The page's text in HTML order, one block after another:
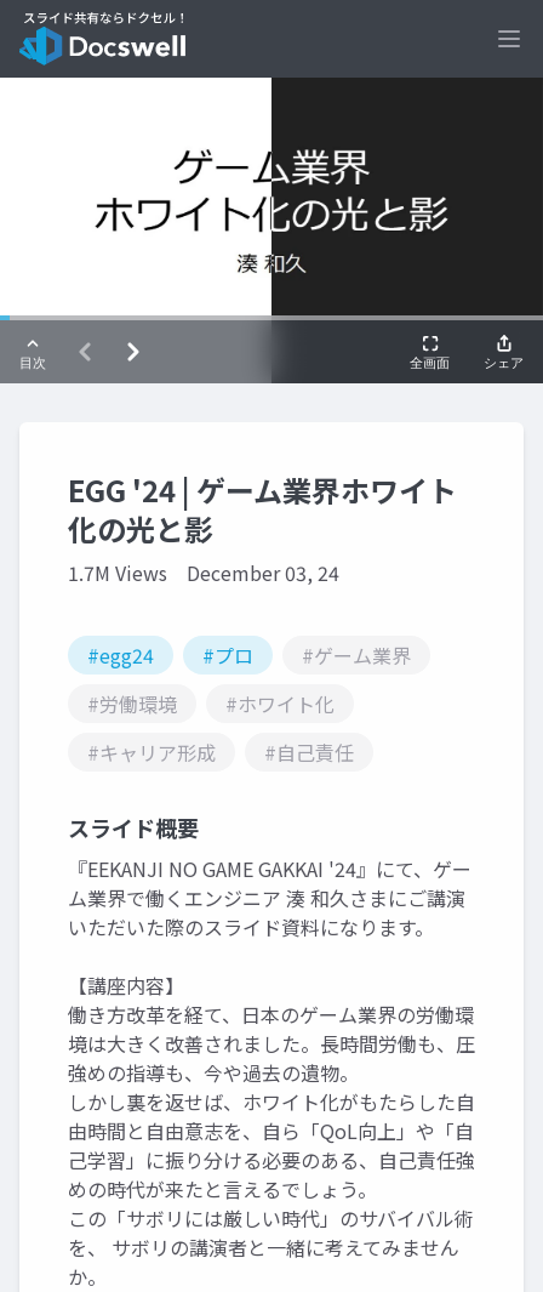
EGG '24 | ゲーム業界ホワイト
化の光と影
1.7M Views December 03, 24
#egg24 #プロ
#ゲーム業界
#労働環境
#ホワイト化
#キャリア形成
#自己責任
スライド概要
『EEKANJI NO GAME GAKKAI '24』にて、ゲー
ム業界で働くエンジニア 湊 和久さまにご講演
いただいた際のスライド資料になります。
【講座内容】
働き方改革を経て、日本のゲーム業界の労働環
境は大きく改善されました。長時間労働も、圧
強めの指導も、今や過去の遺物。
しかし裏を返せば、ホワイト化がもたらした自
由時間と自由意志を、自ら「QoL向上」や「自
己学習」に振り分ける必要のある、自己責任強
めの時代が来たと言えるでしょう。
この「サボリには厳しい時代」のサバイバル術
を、 サボリの講演者と一緒に考えてみません
か。